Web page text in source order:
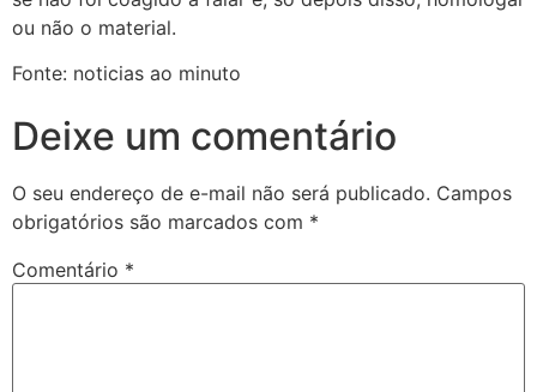
ou não o material.
Fonte: noticias ao minuto
Deixe um comentário
O seu endereço de e-mail não será publicado. Campos
obrigatórios são marcados com *
Comentário *